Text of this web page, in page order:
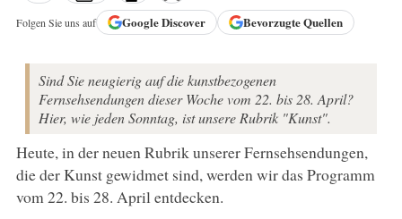
Folgen Sie uns auf GoogleDiscover Bevorzugte Quellen
Sind Sie neugierig auf die kunstbezogenen
Fernsehsendungen dieser Woche vom 22. bis 28. April?
Hier, wie jeden Sonntag, ist unsere Rubrik "Kunst".
Heute, in der neuen Rubrik unserer Fernsehsendungen,
die der Kunst gewidmet sind, werden wir das Programm
vom 22. bis 28. April entdecken.